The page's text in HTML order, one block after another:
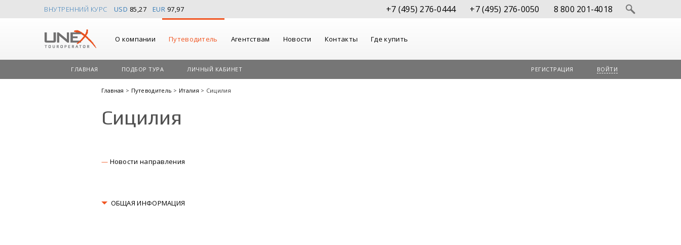
ВНУТРЕННИЙ КУРС USD 85,27 EUR 97,97 +7 (495) 276-0444 +7 (495) 276-0050 8 800 201-4018
О компании Путеводитель Агентствам Новости Контакты Где купить
ГЛАВНАЯ ПОДБОР ТУРА ЛИЧНЫЙ КАБИНЕТ РЕГИСТРАЦИЯ ВОЙТИ
Главная > Путеводитель > Италия > Сицилия
Сицилия
Новости направления
ОБЩАЯ ИНФОРМАЦИЯ